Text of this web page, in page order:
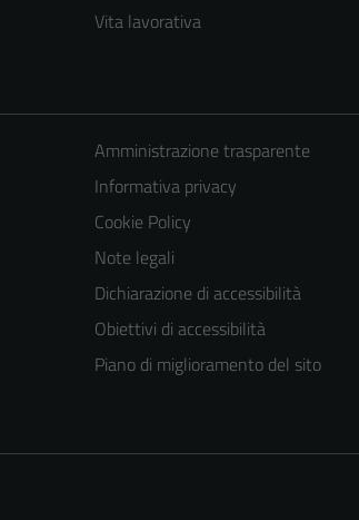
Vita lavorativa
Amministrazione trasparente
Informativa privacy
Cookie Policy
Note legali
Dichiarazione di accessibilità
Obiettivi di accessibilità
Piano di miglioramento del sito
Tecnici
Questi cookie
sono necessari
del sito e non